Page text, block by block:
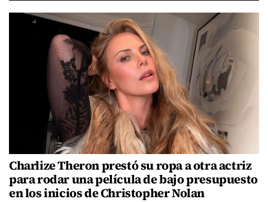
Charlize Theron prestó su ropa a otra actriz
para rodar una película de bajo presupuesto
en los inicios de Christopher Nolan